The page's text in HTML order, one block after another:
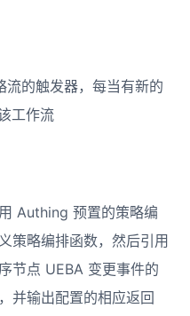
流的触发器，每当有新的
工作流
Authing 预置的策略编
策略编排函数，然后引用
节点 UEBA 变更事件的
并输出配置的相应返回